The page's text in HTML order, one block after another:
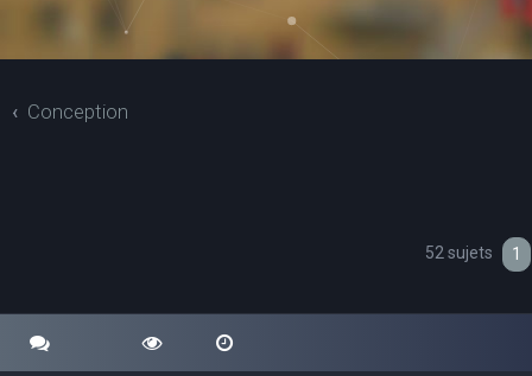
Conception
52 sujets 1